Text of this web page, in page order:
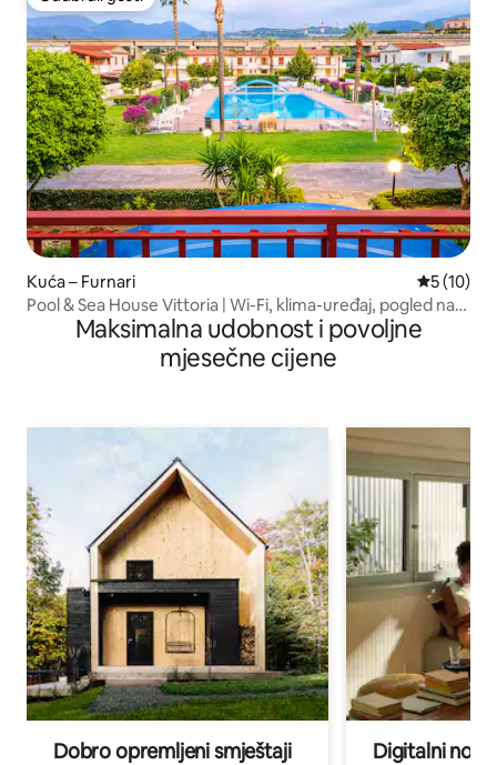
Odabrali gosti
Kuća – Furnari Prosječna
5 (10)
Pool & Sea House Vittoria | Wi-Fi, klima-uređaj, pogled na
Eolski arhipelag
Maksimalna udobnost i povoljne
mjesečne cijene
Dobro opremljeni smještaji Digitalni